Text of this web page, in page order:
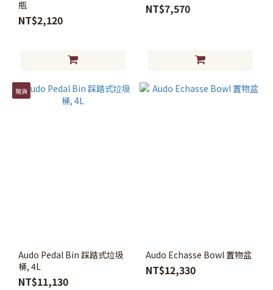
瓶
NT$2,120
NT$7,570
現貨
Audo Pedal Bin 踩踏式垃圾
桶, 4L
NT$11,130
Audo Echasse Bowl 置物盆
NT$12,330